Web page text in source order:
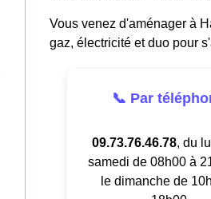
Vous venez d'aménager à
gaz, électricité et duo pour
📞 Par
09.73.76.46.78, du
samedi de 08h00 à
le dimanche de